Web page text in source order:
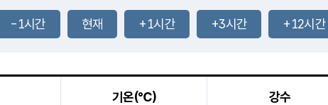
-mm
32.3
℃
33.7℃
1.4m/s
-mm
-mm
-1시간 현재 +1시간 +3시간 +12시간
기온(℃) 강수